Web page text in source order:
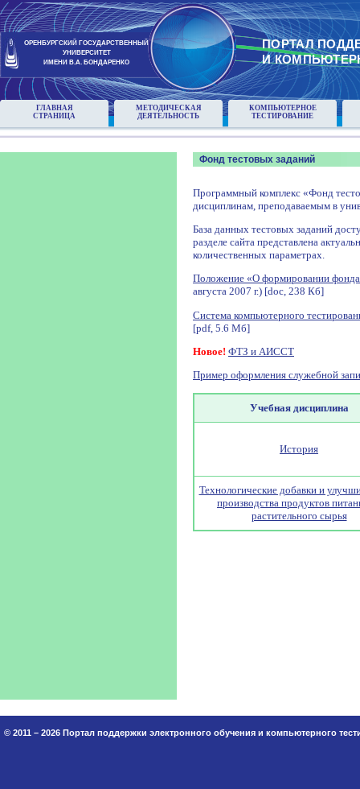
ОРЕНБУРГСКИЙ ГОСУДАРСТВЕННЫЙ
УНИВЕРСИТЕТ
ИМЕНИ В.А. БОНДАРЕНКО
ПОРТАЛ
И
ГЛАВНАЯ
СТРАНИЦА
МЕТОДИЧЕСКАЯ
ДЕЯТЕЛЬНОСТЬ
КОМПЬЮТЕРНОЕ
ТЕСТИРОВАНИЕ
Фонд тестовых заданий
Программный комплекс «Фонд
дисциплинам, преподаваемым в
База данных тестовых заданий
разделе сайта представлена
количественных параметрах.
Положение «О формировании фонда
августа 2007 г.) [doc, 238 Кб]
Система компьютерного
[pdf, 5.6 Мб]
Новое! ФТЗ и АИССТ
Пример оформления служебной
Учебная дисциплина
История
Технологические добавки и
производства продуктов
растительного сырья
© 2011 – 2026 Портал поддержки электронного обучения и компьютерного